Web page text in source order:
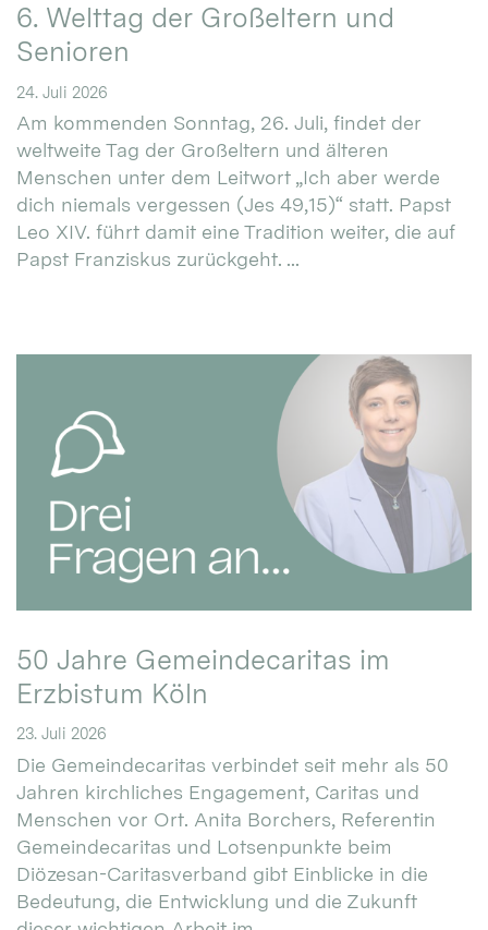
6. Welttag der Großeltern und
Senioren
24. Juli 2026
Am kommenden Sonntag, 26. Juli, findet der
weltweite Tag der Großeltern und älteren
Menschen unter dem Leitwort „Ich aber werde
dich niemals vergessen (Jes 49,15)“ statt. Papst
Leo XIV. führt damit eine Tradition weiter, die auf
Papst Franziskus zurückgeht. ...
50 Jahre Gemeindecaritas im
Erzbistum Köln
23. Juli 2026
Die Gemeindecaritas verbindet seit mehr als 50
Jahren kirchliches Engagement, Caritas und
Menschen vor Ort. Anita Borchers, Referentin
Gemeindecaritas und Lotsenpunkte beim
Diözesan-Caritasverband gibt Einblicke in die
Bedeutung, die Entwicklung und die Zukunft